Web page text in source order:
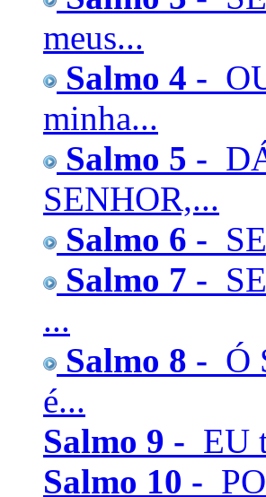
meus...
Salmo 4 -
minha...
Salmo 5 -
SENHOR,...
Salmo 6 -
Salmo 7 -
...
Salmo 8 - Ó
é...
Salmo 9 - EU
Salmo 10 -